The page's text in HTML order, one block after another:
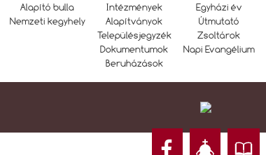
Alapító bulla
Nemzeti kegyhely
Intézmények
Alapítványok
Településjegyzék
Dokumentumok
Beruházások
Egyházi év
Útmutató
Zsoltárok
Napi Evangélium